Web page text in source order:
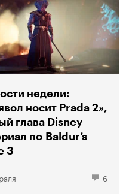
недели:
носит Prada 2»,
глава Disney
по Baldur’s
3
6